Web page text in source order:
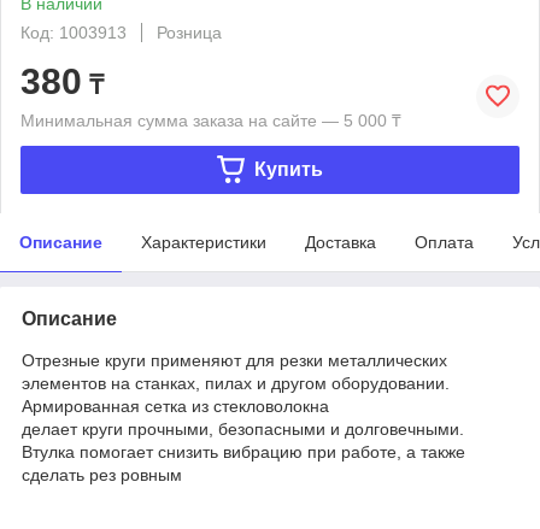
Код: 1003913
Розница
380 ₸
Минимальная сумма заказа на сайте — 5 000 ₸
Купить
Описание Характеристики Доставка Оплата
Описание
Отрезные круги применяют для резки металлических
элементов на станках, пилах и другом оборудовании.
Армированная сетка из стекловолокна
делает круги прочными, безопасными и долговечными.
Втулка помогает снизить вибрацию при работе, а также
сделать рез ровным